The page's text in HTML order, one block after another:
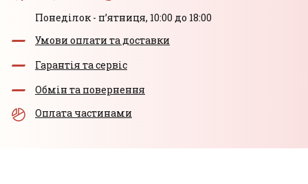
Понеділок - пʼятниця, 10:00 до 18:00
Умови оплати та доставки
Гарантія та сервіс
Обмін та повернення
Оплата частинами